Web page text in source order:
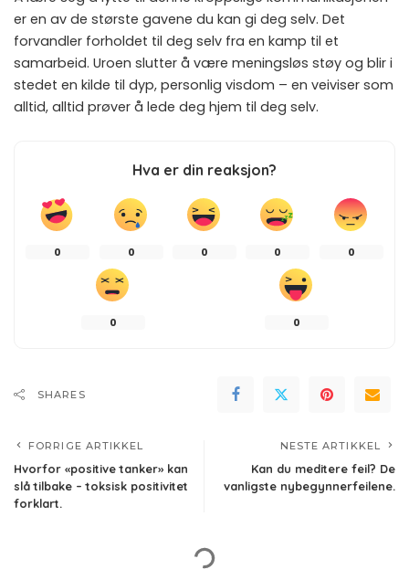
er en av de største gavene du kan gi deg selv. Det
forvandler forholdet til deg selv fra en kamp til et
samarbeid. Uroen slutter å være meningsløs støy og blir i
stedet en kilde til dyp, personlig visdom – en veiviser som
alltid, alltid prøver å lede deg hjem til deg selv.
Hva er din reaksjon?
0 0 0 0 0
0 0
SHARES
FORRIGE ARTIKKEL
Hvorfor «positive tanker» kan
slå tilbake – toksisk positivitet
forklart.
NESTE ARTIKKEL
Kan du meditere feil? De
vanligste nybegynnerfeilene.